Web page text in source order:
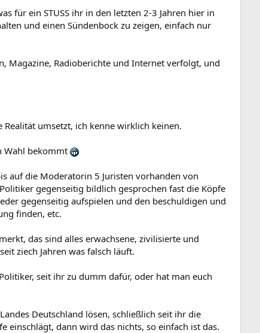
verspürte 2 andere die das nicht wollten. Und was war mit
eine bedeutende Persönlichkeit die den Drang verspürte
Anhänger und dem anliegen der heutigen
nicht will wird aus dem Weg geräumt.
gegeben wie wir sie heute kennen. Und nichts wäre
gegenüber. Aber bitte schön wie würde das denn bei dir
bekämpfen ? Ich persönlich habe noch von keinem
und Person A hilft Person C. Nun kämpfen Person A und C
wird dann für A und C zuviel also holen die noch X,Y und Z
kämpft aber alle kämpfen weiter.
anfängt zu stinken.
in Europa. Und um wirtschaftliche Aufbauleistungen zu
Ansonsten passiert nichts anderes als es leider seit
wenn dieser aufgezwungen wird.
Tue ich dem einen Gutes geschieht einem anderen
für ein STUSS ihr in den letzten 2-3 Jahren hier in
und einen Sündenbock zu zeigen, einfach nur
Magazine, Radioberichte und Internet verfolgt, und
umsetzt, ich kenne wirklich keinen.
Wahl bekommt
auf die Moderatorin 5 Juristen vorhanden von
gegenseitig bildlich gesprochen fast die Köpfe
gegenseitig aufspielen und den beschuldigen und
finden, etc.
das sind alles erwachsene, zivilisierte und
ziech Jahren was falsch läuft.
seit ihr zu dumm dafür, oder hat man euch
Deutschland lösen, schließlich seit ihr die
einschlägt, dann wird das nichts, so einfach ist das.